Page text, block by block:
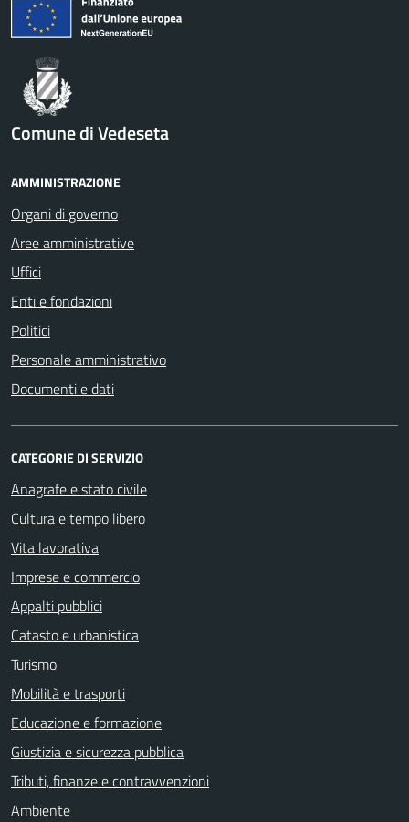
Comune di Vedeseta
AMMINISTRAZIONE
Organi di governo
Aree amministrative
Uffici
Enti e fondazioni
Politici
Personale amministrativo
Documenti e dati
CATEGORIE DI SERVIZIO
Anagrafe e stato civile
Cultura e tempo libero
Vita lavorativa
Imprese e commercio
Appalti pubblici
Catasto e urbanistica
Turismo
Mobilità e trasporti
Educazione e formazione
Giustizia e sicurezza pubblica
Tributi, finanze e contravvenzioni
Ambiente